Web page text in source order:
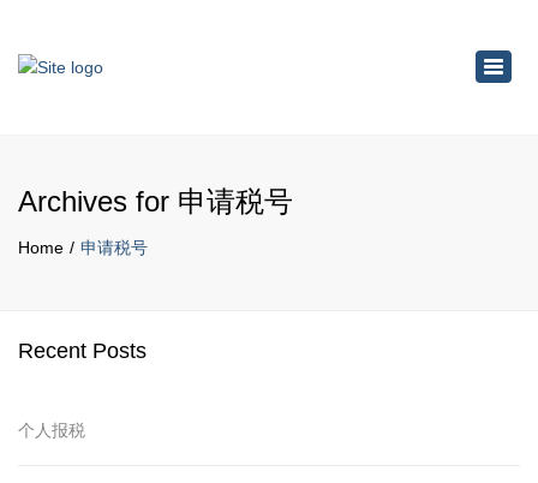
Archives for 申请税号
Home 申请税号
Recent Posts
个人报税